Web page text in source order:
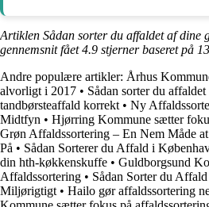
Artiklen Sådan sorter du affaldet af dine
gennemsnit fået4.9 stjerner baseret på 13
Andre populære artikler: Århus
alvorligt i 2017 • Sådan sorter du
tandbørsteaffald korrekt • Ny
Midtfyn • Hjørring Kommune sætter
Grøn Affaldssortering – En Nem Måde
På • Sådan Sorterer du Affald i
din hth-køkkenskuffe • Guldborgsund
Affaldssortering • Sådan Sorter du
Miljørigtigt • Hailo gør affaldssortering